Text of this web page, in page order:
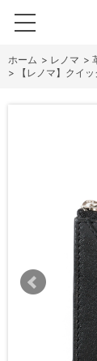
ホーム > レノマ >
>
【レノマ】クイ